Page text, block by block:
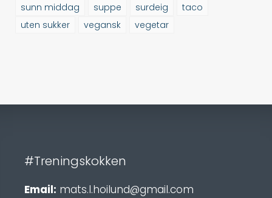
sunn middag
suppe surdeig
taco
uten sukker
vegansk vegetar
#Treningskokken
Email: mats.l.hoilund@gmail.com